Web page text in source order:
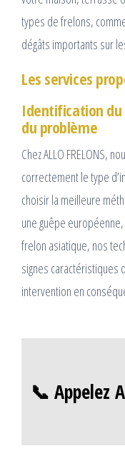
types de frelons,
dégâts importants sur
Les services
Identification du
du problème
Chez ALLO FRELONS,
correctement le type
choisir la meilleure
une guêpe
frelon asiatique, nos
signes caractéristiques
intervention en
📞 Appelez